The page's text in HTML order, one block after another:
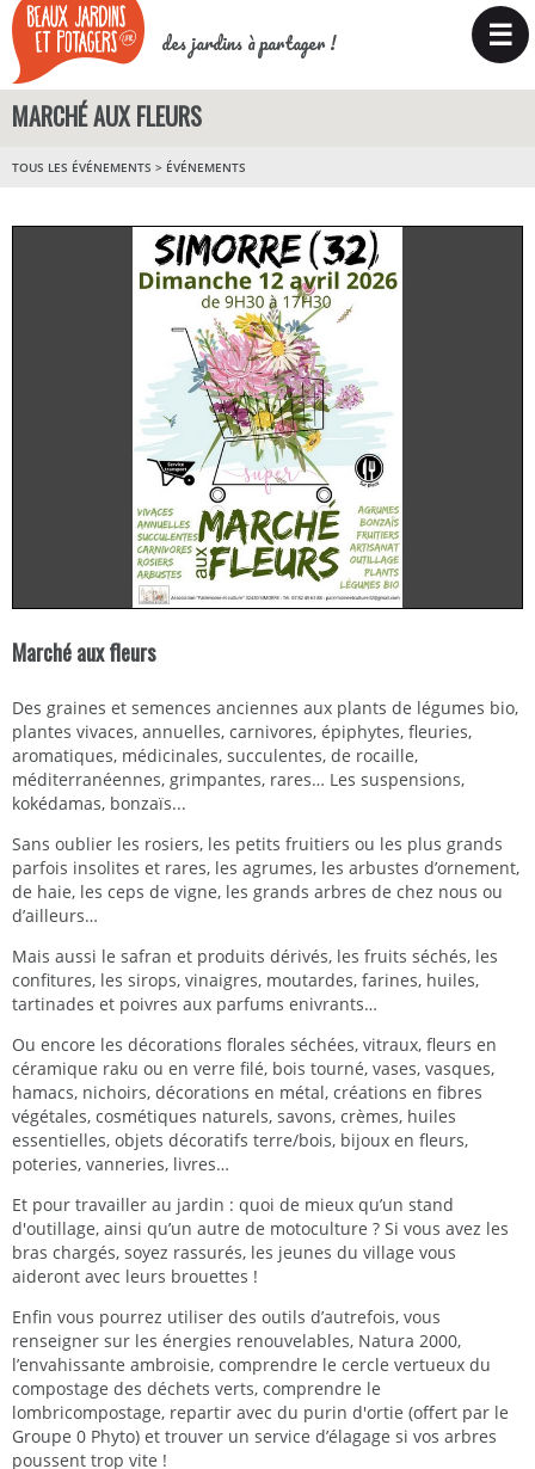
des jardins à partager ! ☰
MARCHÉ AUX FLEURS
TOUS LES ÉVÉNEMENTS > ÉVÉNEMENTS
Marché aux fleurs
Des graines et semences anciennes aux plants de légumes bio,
plantes vivaces, annuelles, carnivores, épiphytes, fleuries,
aromatiques, médicinales, succulentes, de rocaille,
méditerranéennes, grimpantes, rares… Les suspensions,
kokédamas, bonzaïs...
Sans oublier les rosiers, les petits fruitiers ou les plus grands
parfois insolites et rares, les agrumes, les arbustes d’ornement,
de haie, les ceps de vigne, les grands arbres de chez nous ou
d’ailleurs…
Mais aussi le safran et produits dérivés, les fruits séchés, les
confitures, les sirops, vinaigres, moutardes, farines, huiles,
tartinades et poivres aux parfums enivrants…
Ou encore les décorations florales séchées, vitraux, fleurs en
céramique raku ou en verre filé, bois tourné, vases, vasques,
hamacs, nichoirs, décorations en métal, créations en fibres
végétales, cosmétiques naturels, savons, crèmes, huiles
essentielles, objets décoratifs terre/bois, bijoux en fleurs,
poteries, vanneries, livres…
Et pour travailler au jardin : quoi de mieux qu’un stand
d'outillage, ainsi qu’un autre de motoculture ? Si vous avez les
bras chargés, soyez rassurés, les jeunes du village vous
aideront avec leurs brouettes !
Enfin vous pourrez utiliser des outils d’autrefois, vous
renseigner sur les énergies renouvelables, Natura 2000,
l’envahissante ambroisie, comprendre le cercle vertueux du
compostage des déchets verts, comprendre le
lombricompostage, repartir avec du purin d'ortie (offert par le
Groupe 0 Phyto) et trouver un service d’élagage si vos arbres
poussent trop vite !